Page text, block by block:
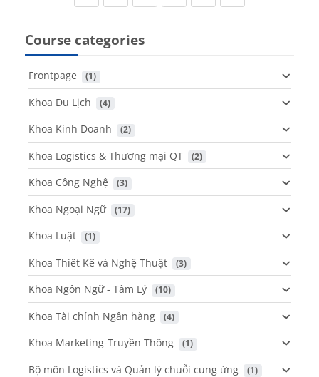
Course categories
Frontpage (1)
Khoa Du Lịch (4)
Khoa Kinh Doanh (2)
Khoa Logistics & Thương mại QT (2)
Khoa Công Nghệ (3)
Khoa Ngoại Ngữ (17)
Khoa Luật (1)
Khoa Thiết Kế và Nghệ Thuật (3)
Khoa Ngôn Ngữ - Tâm Lý (10)
Khoa Tài chính Ngân hàng (4)
Khoa Marketing-Truyền Thông (1)
Bộ môn Logistics và Quản lý chuỗi cung ứng (1)